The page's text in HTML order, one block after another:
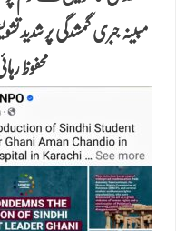
مبینہ جبری گمشدگی پر شدید
محفوظ